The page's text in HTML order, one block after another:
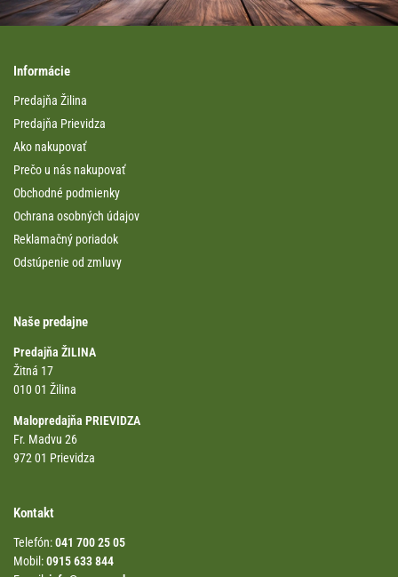
Informácie
Predajňa Žilina
Predajňa Prievidza
Ako nakupovať
Prečo u nás nakupovať
Obchodné podmienky
Ochrana osobných údajov
Reklamačný poriadok
Odstúpenie od zmluvy
Naše predajne
Predajňa ŽILINA
Žitná 17
010 01 Žilina
Malopredajňa PRIEVIDZA
Fr. Madvu 26
972 01 Prievidza
Kontakt
Telefón:041 700 25 05
Mobil:0915 633 844